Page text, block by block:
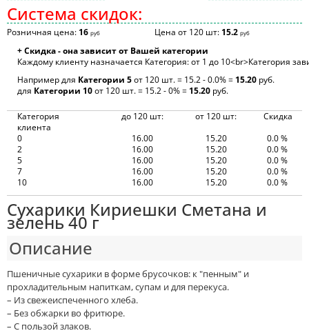
Система скидок:
Розничная цена: 16 руб Цена от 120 шт: 15.2 руб
+ Скидка - она зависит от Вашей категории
Каждому клиенту назначается Категория: от 1 до 10<br>Категория
Например для Категории 5от 120 шт. = 15.2 - 0.0% = 15.20 руб.
для Категории 10от 120 шт. = 15.2 - 0% = 15.20 руб.
Категория
клиента
до 120 шт: от 120 шт:
Скидка
0
16.00 15.20
0.0 %
2
16.00 15.20
0.0 %
5
16.00 15.20
0.0 %
7
16.00 15.20
0.0 %
10
16.00 15.20 0.0 %
Сухарики Кириешки Сметана и
зелень 40 г
Описание
Пшеничные сухарики в форме брусочков: к "пенным" и
прохладительным напиткам, супам и для перекуса.
– Из свежеиспеченного хлеба.
– Без обжарки во фритюре.
– С пользой злаков.